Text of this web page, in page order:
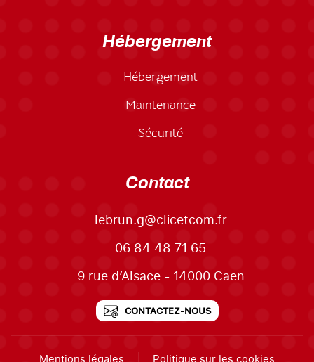
Hébergement
Hébergement
Maintenance
Sécurité
Contact
lebrun.g@clicetcom.fr
06 84 48 71 65
9 rue d’Alsace - 14000 Caen
CONTACTEZ-NOUS
Mentions légales Politique sur les cookies